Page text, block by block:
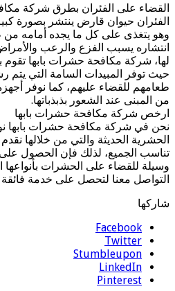
القضاء على الفئران بطرق شركة
الفئران حيوان قارض ينتشر بصورة
وهو يتغذى على كل ما يجده أمامه
انتشاره يسبب الفزع والرعب
لها، شركة مكافحة حشرات بابها تقوم
حيث توفر المبيدات السامة التي يتم
طعامهم للقضاء عليهم، كما نوفر
من المبنى عند الشعور بذبذباتها.
ارخص شركة مكافحة حشرات بابها
نحن في شركة مكافحة حشرات بابها
الحشرية الحديثة والتي من خلالها
تناسب الجميع، لذلك فإن الحصول
وسيلة للقضاء على الحشرات بأنواعها
التواصل معنا لتحصل على خدمة
شاركها
Facebook
Twitter
Stumbleupon
LinkedIn
Pinterest